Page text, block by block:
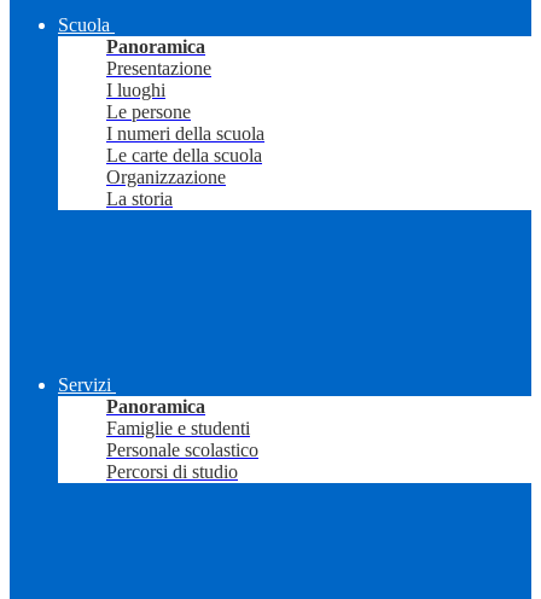
Scuola
Panoramica
Presentazione
I luoghi
Le persone
I numeri della scuola
Le carte della scuola
Organizzazione
La storia
Servizi
Panoramica
Famiglie e studenti
Personale scolastico
Percorsi di studio